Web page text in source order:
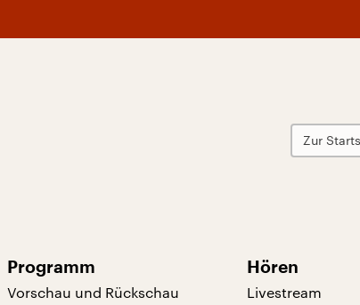
Zur
Programm
Vorschau und Rückschau
Hören
Livestream